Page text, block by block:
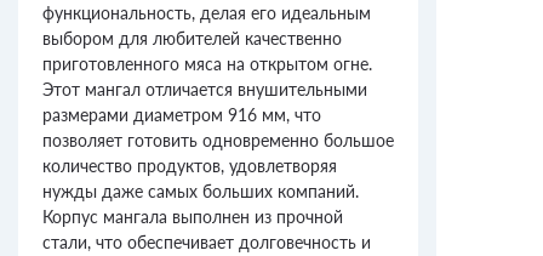
функциональность, делая его идеальным
выбором для любителей качественно
приготовленного мяса на открытом огне.
Этот мангал отличается внушительными
размерами диаметром 916 мм, что
позволяет готовить одновременно большое
количество продуктов, удовлетворяя
нужды даже самых больших компаний.
Корпус мангала выполнен из прочной
стали, что обеспечивает долговечность и